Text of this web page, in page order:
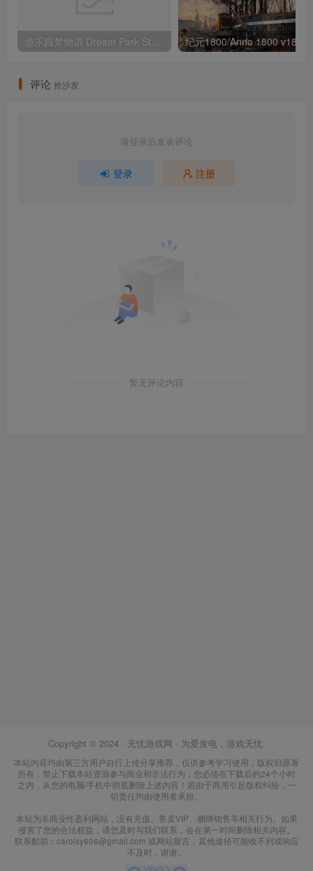
评论 抢沙发
请登录后发表评论
登录 注册
暂无评论内容
Copyright © 2024 · 无忧游戏网 · 为爱发电，游戏无忧.
本站内容均由第三方用户自行上传分享推荐，仅供参考学习使用，版权归原著
所有，禁止下载本站资源参与商业和非法行为，您必须在下载后的24个小时
之内，从您的电脑/手机中彻底删除上述内容！若由于商用引起版权纠纷，一
切责任均由使用者承担。
本站为非商业性盈利网站，没有充值、售卖VIP、捆绑销售等相关行为。如果
侵害了您的合法权益，请您及时与我们联系，会在第一时间删除相关内容。
联系邮箱：carolsy606@gmail.com 或网站留言，其他途径可能收不到或响应
不及时，谢谢。